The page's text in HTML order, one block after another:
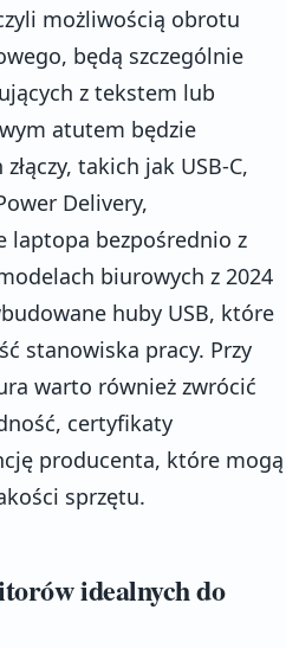
możliwością obrotu
będą szczególnie
z tekstem lub
atutem będzie
takich jak USB-C,
Delivery,
laptopa bezpośrednio z
biurowych z 2024
huby USB, które
stanowiska pracy. Przy
warto również zwrócić
certyfikaty
producenta, które mogą
sprzętu.
idealnych do